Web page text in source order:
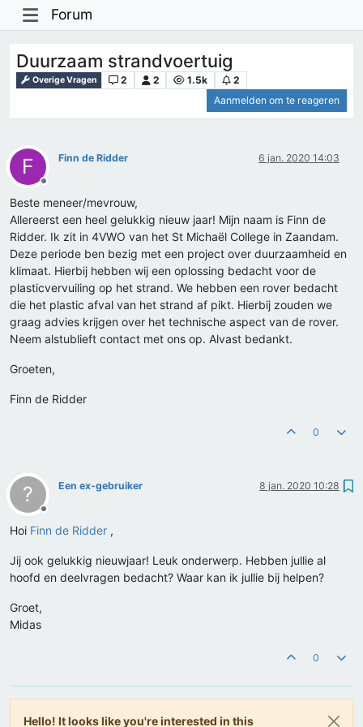
Forum
Duurzaam strandvoertuig
Overige Vragen 2 2 1.5k
2
Aanmelden om te reageren
F
Offline
Finn de Ridder 6 jan. 2020 14:03
Beste meneer/mevrouw,
Allereerst een heel gelukkig nieuw jaar! Mijn naam is Finn de
Ridder. Ik zit in 4VWO van het St Michaël College in Zaandam.
Deze periode ben bezig met een project over duurzaamheid en
klimaat. Hierbij hebben wij een oplossing bedacht voor de
plasticvervuiling op het strand. We hebben een rover bedacht
die het plastic afval van het strand af pikt. Hierbij zouden we
graag advies krijgen over het technische aspect van de rover.
Neem alstublieft contact met ons op. Alvast bedankt.
Groeten,
Finn de Ridder
0
?
Offline
Een ex-gebruiker 8 jan. 2020 10:28
Hoi Finn de Ridder ,
Jij ook gelukkig nieuwjaar! Leuk onderwerp. Hebben jullie al
hoofd en deelvragen bedacht? Waar kan ik jullie bij helpen?
Groet,
Midas
0
Hello! It looks like you're interested in this